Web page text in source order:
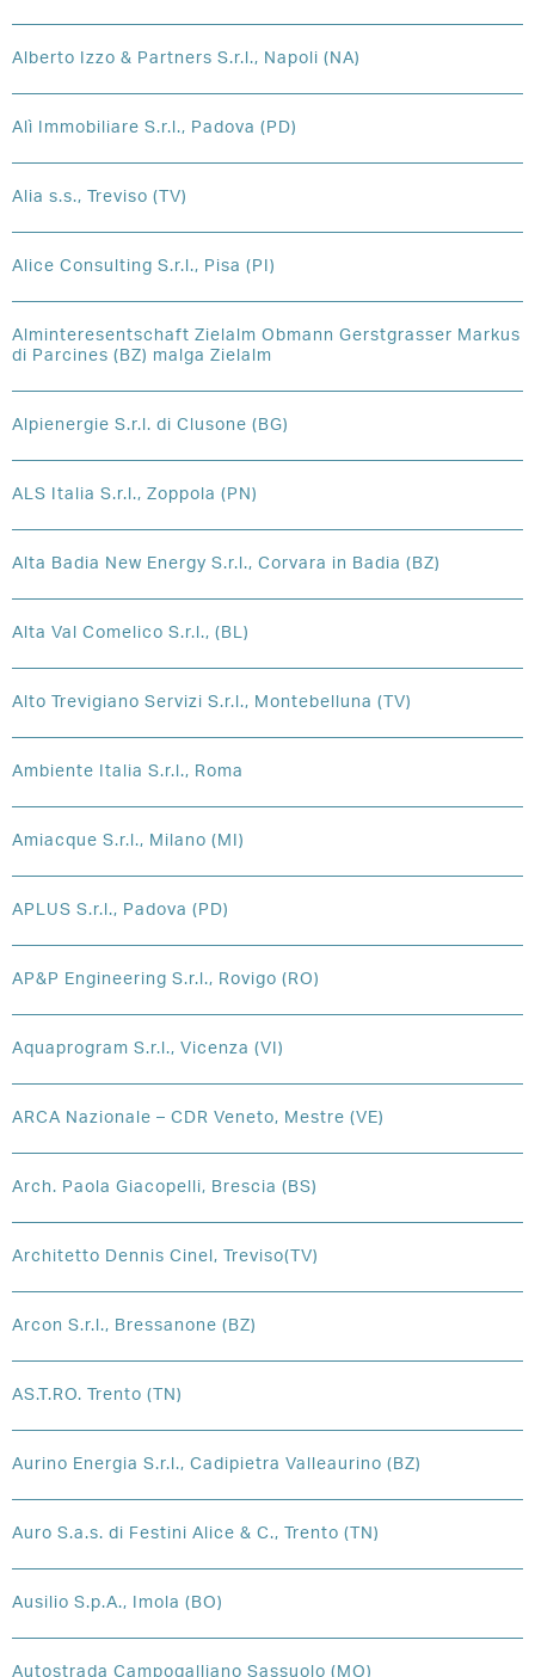
Alberto Izzo & Partners S.r.l., Napoli (NA)
Alì Immobiliare S.r.l., Padova (PD)
Alia s.s., Treviso (TV)
Alice Consulting S.r.l., Pisa (PI)
Alminteresentschaft Zielalm Obmann Gerstgrasser Markus
di Parcines (BZ) malga Zielalm
Alpienergie S.r.l. di Clusone (BG)
ALS Italia S.r.l., Zoppola (PN)
Alta Badia New Energy S.r.l., Corvara in Badia (BZ)
Alta Val Comelico S.r.l., (BL)
Alto Trevigiano Servizi S.r.l., Montebelluna (TV)
Ambiente Italia S.r.l., Roma
Amiacque S.r.l., Milano (MI)
APLUS S.r.l., Padova (PD)
AP&P Engineering S.r.l., Rovigo (RO)
Aquaprogram S.r.l., Vicenza (VI)
ARCA Nazionale – CDR Veneto, Mestre (VE)
Arch. Paola Giacopelli, Brescia (BS)
Architetto Dennis Cinel, Treviso(TV)
Arcon S.r.l., Bressanone (BZ)
AS.T.RO. Trento (TN)
Aurino Energia S.r.l., Cadipietra Valleaurino (BZ)
Auro S.a.s. di Festini Alice & C., Trento (TN)
Ausilio S.p.A., Imola (BO)
Autostrada Campogalliano Sassuolo (MO)